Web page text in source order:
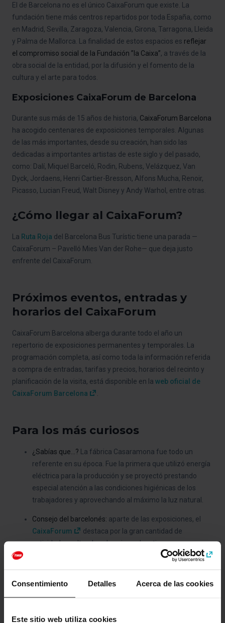
Consentimiento Detalles Acerca de las cookies
Este sitio web utiliza cookies
El de Barcelona no es el único CaixaForum que existe. La
fundación tiene más centros repartidos por toda España, como
en Madrid, Sevilla, Zaragoza, Valencia, Girona, Tarragona, Lleida
y Palma de Mallorca. La finalidad de estos espacios es reflejar
el compromiso social de la Fundación ”la Caixa”, a través de la
obra social de la entidad, por la difusión y el fomento de la
cultura y el arte para todos.
Exposiciones CaixaForum de Barcelona
Durante sus más de 15 años de historia, CaixaForum Barcelona
ha acogido centenares de exposiciones temporales. Algunas
de las más importantes, desde su creación, han sido las
dedicadas a importantes artistas de este siglo y del pasado,
como: Dalí, Miquel Barceló, Rodin, Rubens, Velázquez, Van
Dyck, Jordaens, Henri Cartier-Bresson, Alfons Mucha, Renoir,
Picasso, Lucian Freud, Walt Disney y Andy Warhol, entre otras.
¿Cómo llegar al CaixaForum?
La Ruta Roja del Barcelona Bus Turístic tiene una parada —
CaixaForum – Pavelló Mies Van der Rohe— que deja justo
enfrente del CaixaForum.
Próximos eventos, entradas y
horarios del CaixaForum
CaixaForum Barcelona alberga durante todo el año un
repertorio de exposiciones permanentes y temporales. La
programación completa, así como toda la información referida
a compra de entradas, tarifas y precios, horarios del recinto y
planificación de la visita, está disponible en la web oficial de
CaixaForum Barcelona
Para los más curiosos
¿Sabías que...? La fábrica Casaramona fue todo un
referente en su época. Fue la primera que utilizó energía
eléctrica para la producción y se proyectó prestando
especial atención a las condiciones higiénicas de los
trabajadores y aprovechando al máximo la luz natural.
Consejo del barcelonés: aparte de las exposiciones, el
CaixaForum
destaca por la gran cantidad de
actividades culturales, de ocio y educativas que
cultural y social de Barcelona.